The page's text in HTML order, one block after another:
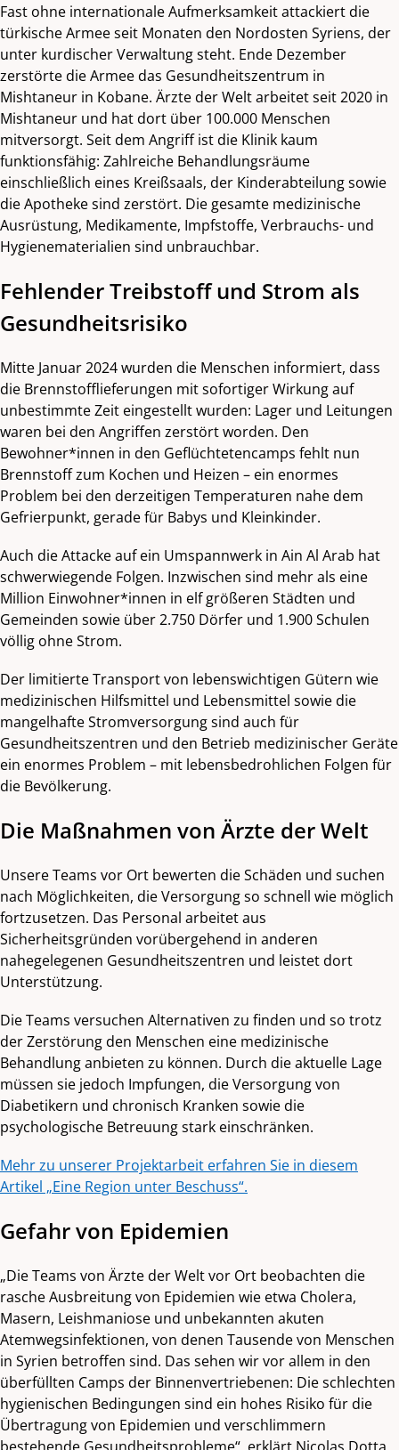
Fast ohne internationale Aufmerksamkeit attackiert die
türkische Armee seit Monaten den Nordosten Syriens, der
unter kurdischer Verwaltung steht. Ende Dezember
zerstörte die Armee das Gesundheitszentrum in
Mishtaneur in Kobane. Ärzte der Welt arbeitet seit 2020 in
Mishtaneur und hat dort über 100.000 Menschen
mitversorgt. Seit dem Angriff ist die Klinik kaum
funktionsfähig: Zahlreiche Behandlungsräume
einschließlich eines Kreißsaals, der Kinderabteilung sowie
die Apotheke sind zerstört. Die gesamte medizinische
Ausrüstung, Medikamente, Impfstoffe, Verbrauchs- und
Hygienematerialien sind unbrauchbar.
Fehlender Treibstoff und Strom als
Gesundheitsrisiko
Mitte Januar 2024 wurden die Menschen informiert, dass
die Brennstofflieferungen mit sofortiger Wirkung auf
unbestimmte Zeit eingestellt wurden: Lager und Leitungen
waren bei den Angriffen zerstört worden. Den
Bewohner*innen in den Geflüchtetencamps fehlt nun
Brennstoff zum Kochen und Heizen – ein enormes
Problem bei den derzeitigen Temperaturen nahe dem
Gefrierpunkt, gerade für Babys und Kleinkinder.
Auch die Attacke auf ein Umspannwerk in Ain Al Arab hat
schwerwiegende Folgen. Inzwischen sind mehr als eine
Million Einwohner*innen in elf größeren Städten und
Gemeinden sowie über 2.750 Dörfer und 1.900 Schulen
völlig ohne Strom.
Der limitierte Transport von lebenswichtigen Gütern wie
medizinischen Hilfsmittel und Lebensmittel sowie die
mangelhafte Stromversorgung sind auch für
Gesundheitszentren und den Betrieb medizinischer Geräte
ein enormes Problem – mit lebensbedrohlichen Folgen für
die Bevölkerung.
Die Maßnahmen von Ärzte der Welt
Unsere Teams vor Ort bewerten die Schäden und suchen
nach Möglichkeiten, die Versorgung so schnell wie möglich
fortzusetzen. Das Personal arbeitet aus
Sicherheitsgründen vorübergehend in anderen
nahegelegenen Gesundheitszentren und leistet dort
Unterstützung.
Die Teams versuchen Alternativen zu finden und so trotz
der Zerstörung den Menschen eine medizinische
Behandlung anbieten zu können. Durch die aktuelle Lage
müssen sie jedoch Impfungen, die Versorgung von
Diabetikern und chronisch Kranken sowie die
psychologische Betreuung stark einschränken.
Mehr zu unserer Projektarbeit erfahren Sie in diesem
Artikel „Eine Region unter Beschuss“.
Gefahr von Epidemien
„Die Teams von Ärzte der Welt vor Ort beobachten die
rasche Ausbreitung von Epidemien wie etwa Cholera,
Masern, Leishmaniose und unbekannten akuten
Atemwegsinfektionen, von denen Tausende von Menschen
in Syrien betroffen sind. Das sehen wir vor allem in den
überfüllten Camps der Binnenvertriebenen: Die schlechten
hygienischen Bedingungen sind ein hohes Risiko für die
Übertragung von Epidemien und verschlimmern